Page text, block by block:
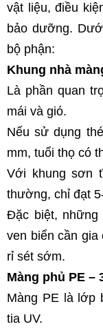
vật liệu, điều
bảo dưỡng.
bộ phận:
Khung nhà
Là phần quan
mái và gió.
Nếu sử dụng
mm, tuổi thọ có
Với khung sơn
thường, chỉ đạt
Đặc biệt,
ven biển cần gia
rỉ sét sớm.
Màng phủ PE –
Màng PE là lớp
tia UV.